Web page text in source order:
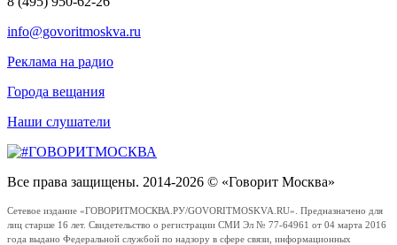
info@govoritmoskva.ru
Реклама на радио
Города вещания
Наши слушатели
Все права защищены. 2014-2026 © «Говорит Москва»
Сетевое издание «ГОВОРИТМОСКВА.РУ/GOVORITMOSKVA.RU». Предназначено для
лиц старше 16 лет. Свидетельство о регистрации СМИ Эл № 77-64961 от 04 марта 2016
года выдано Федеральной службой по надзору в сфере связи, информационных